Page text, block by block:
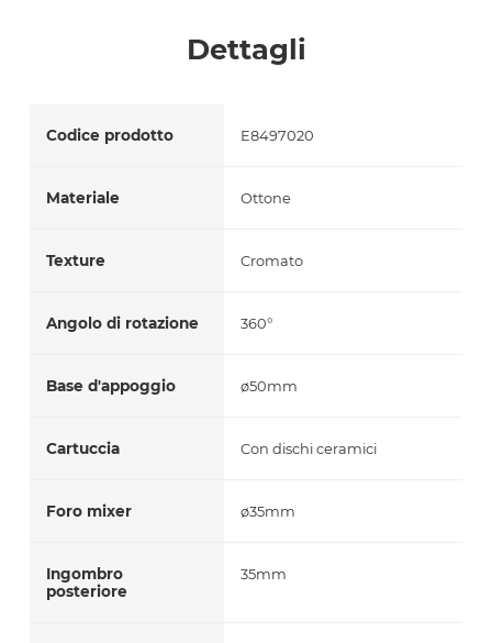
Dettagli
Codice prodotto E8497020
Materiale Ottone
Texture Cromato
Angolo di rotazione 360°
Base d'appoggio ø50mm
Cartuccia Con dischi ceramici
Foro mixer ø35mm
Ingombro
posteriore
35mm